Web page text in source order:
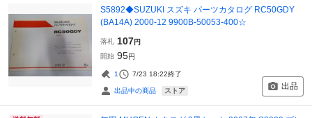
S5892◆SUZUKI スズキ パーツカタログ RC50GDY
(BA14A) 2000-12 9900B-50053-400☆
落札 107円
開始 95円
1 7/23 18:22終了
出品中の商品 ストア 出品